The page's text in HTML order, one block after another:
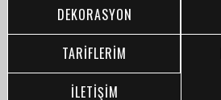
DEKORASYON
TARİFLERİM
İLETİŞİM